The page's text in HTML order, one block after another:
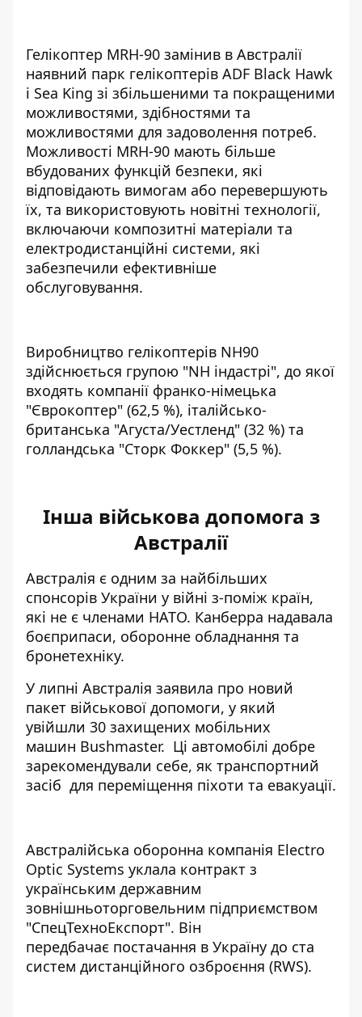
Гелікоптер MRH-90 замінив в Австралії
наявний парк гелікоптерів ADF Black Hawk
і Sea King зі збільшеними та покращеними
можливостями, здібностями та
можливостями для задоволення потреб.
Можливості MRH-90 мають більше
вбудованих функцій безпеки, які
відповідають вимогам або перевершують
їх, та використовують новітні технології,
включаючи композитні матеріали та
електродистанційні системи, які
забезпечили ефективніше
обслуговування.
Виробництво гелікоптерів NH90
здійснюється групою "NH індастрі", до якої
входять компанії франко-німецька
"Єврокоптер" (62,5 %), італійсько-
британська "Агуста/Уестленд" (32 %) та
голландська "Сторк Фоккер" (5,5 %).
Інша військова допомога з
Австралії
Австралія є одним за найбільших
спонсорів України у війні з-поміж країн,
які не є членами НАТО. Канберра надавала
боєприпаси, оборонне обладнання та
бронетехніку.
У липні Австралія заявила про новий
пакет військової допомоги, у який
увійшли 30 захищених мобільних
машин Bushmaster. Ці автомобілі добре
зарекомендували себе, як транспортний
засіб для переміщення піхоти та евакуації.
Австралійська оборонна компанія Electro
Optic Systems уклала контракт з
українським державним
зовнішньоторговельним підприємством
"СпецТехноЕкспорт". Він
передбачає постачання в Україну до ста
систем дистанційного озброєння (RWS).